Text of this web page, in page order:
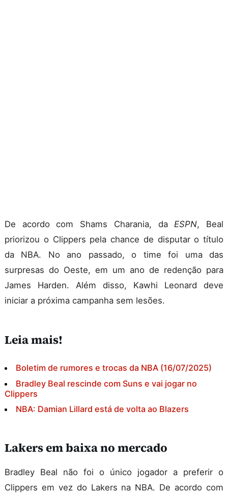
De acordo com Shams Charania, daESPN, Beal
priorizou o Clippers pela chance de disputar o título
da NBA. No ano passado, o time foi uma das
surpresas do Oeste, em um ano de redenção para
James Harden. Além disso, Kawhi Leonard deve
iniciar a próxima campanha sem lesões.
Leia mais!
Boletim de rumores e trocas da NBA (16/07/2025)
Bradley Beal rescinde com Suns e vai jogar no
Clippers
NBA: Damian Lillard está de volta ao Blazers
Lakers em baixa no mercado
Bradley Beal não foi o único jogador a preferir o
Clippers em vez do Lakers na NBA. De acordo com